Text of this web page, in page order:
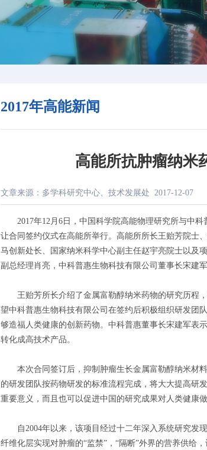
2017年高能新闻
高能所抗肿瘤纳米
文章来源：多学科研究中心、技术发展处 2017-12-07
2017年12月6日，中国科学院高能物理研究所与中科
让合同签约仪式在高能所举行。高能所所长王贻芳院士
马创新处长、国家纳米科学中心副主任赵宇亮院士以及
副总经理肖亮，中科普惠生物科技有限公司董事长宋建
王贻芳所长介绍了金属富勒醇纳米药物的研究历程，
望中科普惠生物科技有限公司在签约后积极组织研发团
够造福人类健康的创新药物。中科普惠董事长宋建军表
转化成高技术产品。
本次合同签订后，抑制肿瘤生长金属富勒醇纳米材料
的研发团队按药物研发的标准流程完成，将大大提高研
重要意义，而且也可以促进中国的研究成果对人类健康做
自2004年以来，该项目经过十二年深入系统研究发现
纤维化层实现对肿瘤的“监禁”，“隔断”外界的营养供给